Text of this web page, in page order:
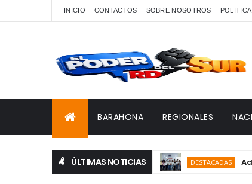
INICIO CONTACTOS SOBRE NOSOTROS
BARAHONA REGIONALES
ÚLTIMAS NOTICIAS DESTACADAS